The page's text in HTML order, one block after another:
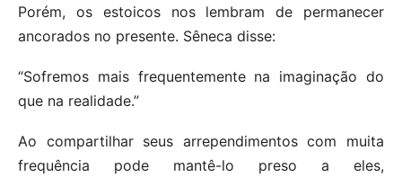
Porém, os estoicos nos lembram de permanecer
ancorados no presente. Sêneca disse:
“Sofremos mais frequentemente na imaginação do
que na realidade.”
Ao compartilhar seus arrependimentos com muita
frequência pode mantê-lo preso a eles,